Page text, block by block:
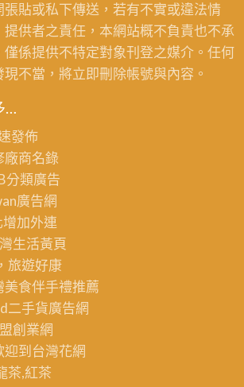
貼或私下傳送，若有不實或違法情
供者之責任，本網站概不負責也不承
係提供不特定對象刊登之媒介。任何
不當，將立即刪除帳號與內容。
…
發佈
廠商名錄
分類廣告
廣告網
增加外連
生活黃頁
旅遊好康
美食伴手禮推薦
二手貨廣告網
創業網
迎到台灣花網
茶,紅茶